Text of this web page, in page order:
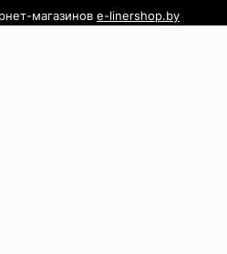
магазинов e-linershop.by